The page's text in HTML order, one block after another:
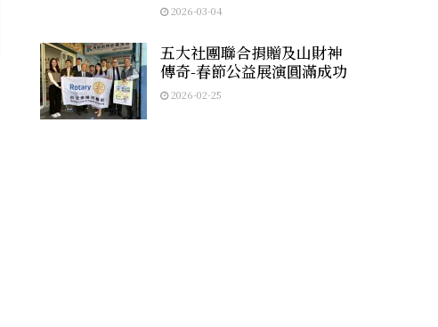
2026-03-04
五大社團聯合捐贈及山財神
傳奇-春節公益展演圓滿成功
2026-02-25